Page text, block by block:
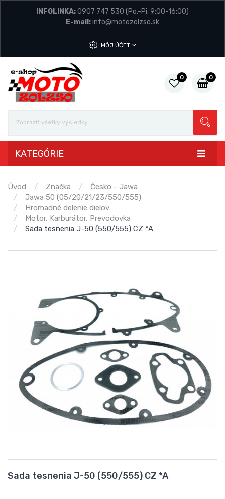
INFOLINKA:0907 747 530 (Po.-Pi. 9:00-16:00)
E-mail:info@motozolzso.sk
MÔJ ÚČET
0 0
KATEGÓRIE
Úvod Značka
Česko - Jawa
Jawa 50 (05/20/21/23/550/555)
Hromadné delenie dielov
Motor, Karburátor, Prevodovka
Sada tesnenia J-50 (550/555) CZ *A
Sada tesnenia J-50 (550/555) CZ *A